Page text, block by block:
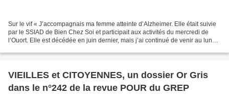
Sur le vif « J’accompagnais ma femme atteinte d’Alzheimer. Elle était suivie
par le SSIAD de Bien Chez Soi et participait aux activités du mercredi de
l’Ouort. Elle est décédée en juin dernier, mais j’ai continué de venir au lundi
VIEILLES et CITOYENNES, un dossier Or Gris
dans le n°242 de la revue POUR du GREP